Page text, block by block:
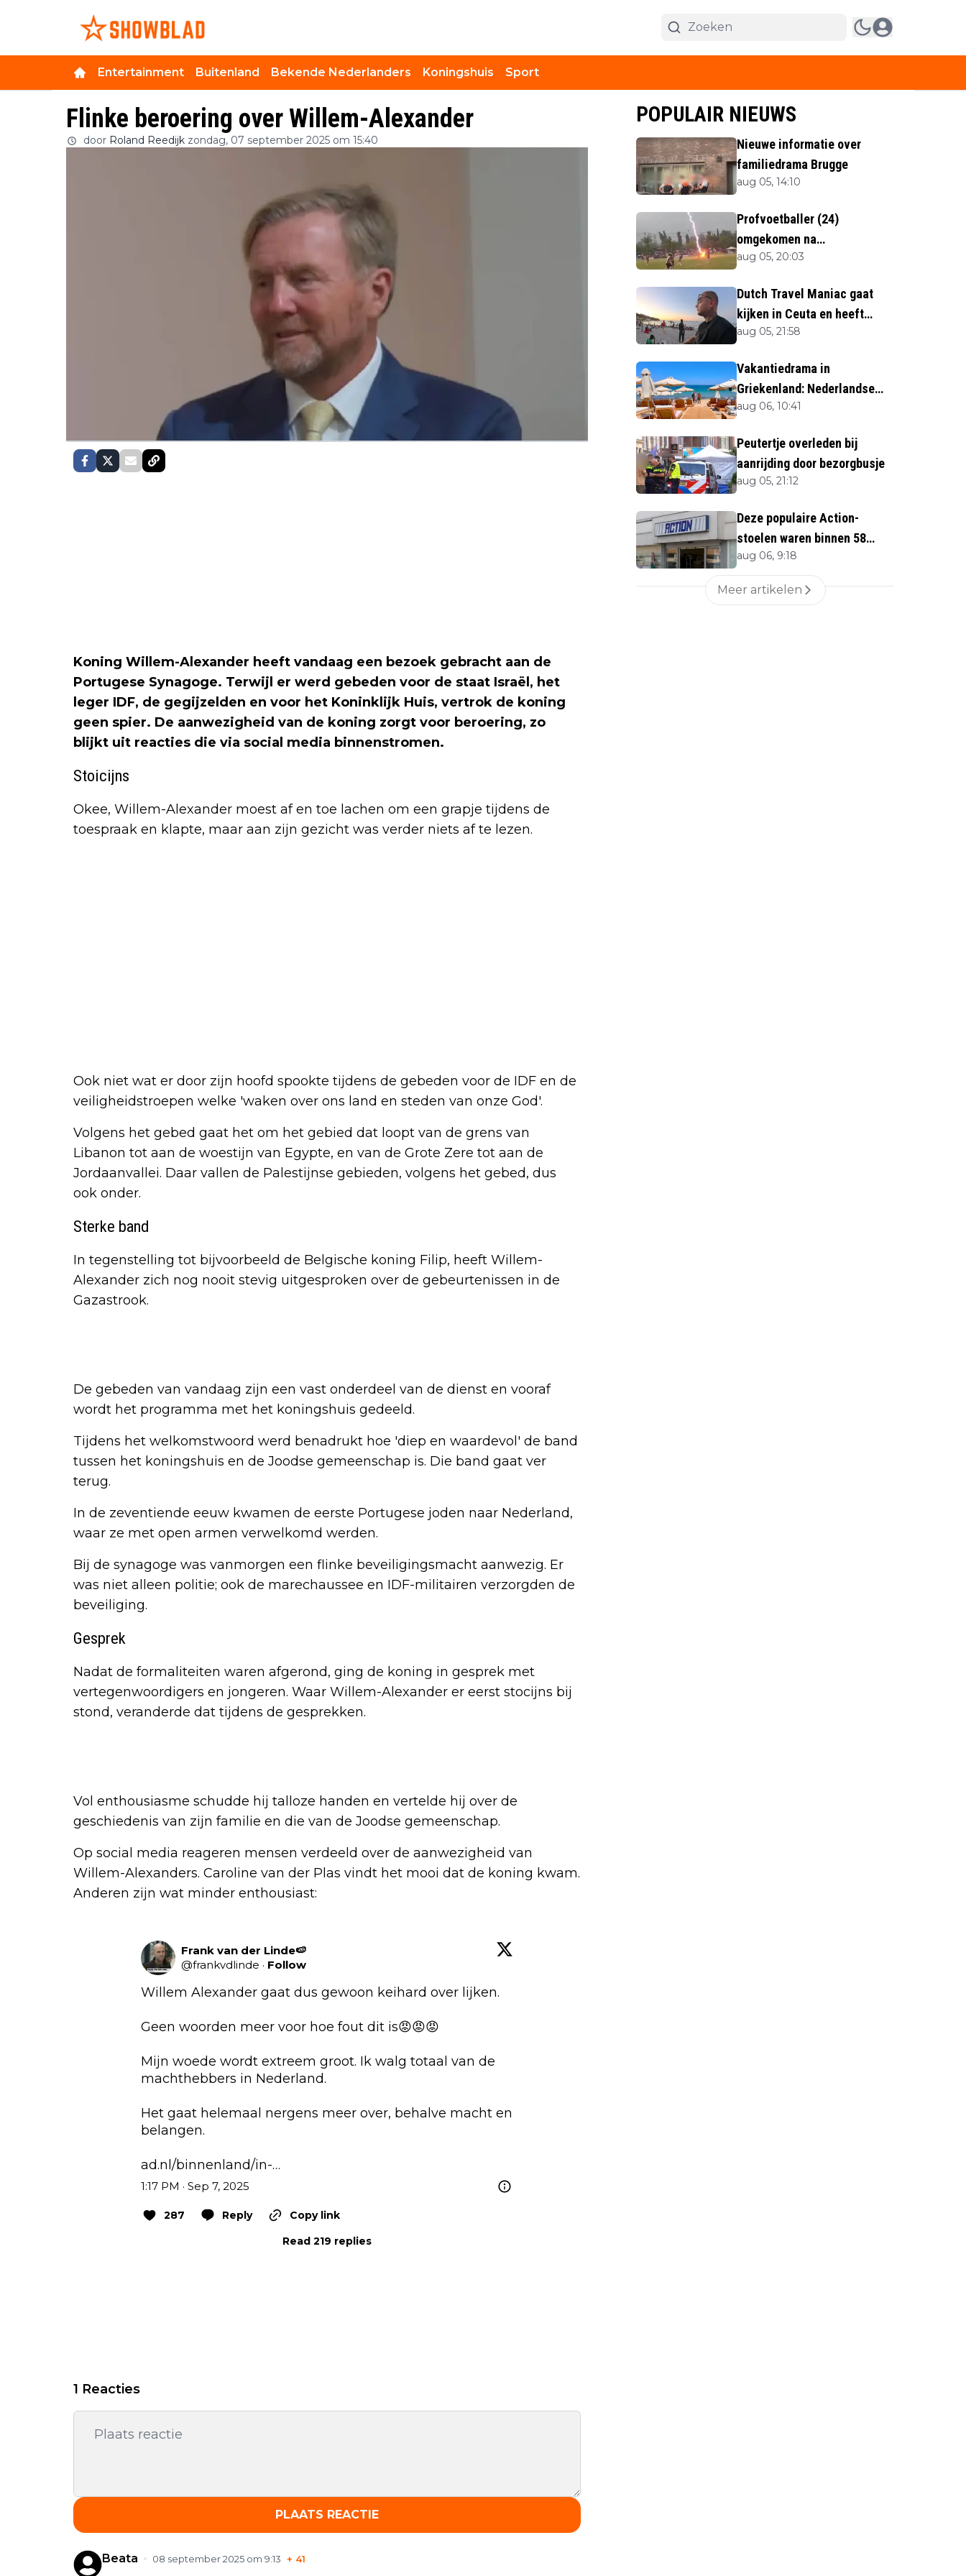
Entertainment Buitenland Bekende Nederlanders Koningshuis Sport
Flinke beroering over Willem-Alexander
door Roland Reedijk zondag, 07 september 2025 om 15:40
Koning Willem-Alexander heeft vandaag een bezoek gebracht aan de
Portugese Synagoge. Terwijl er werd gebeden voor de staat Israël, het
leger IDF, de gegijzelden en voor het Koninklijk Huis, vertrok de koning
geen spier. De aanwezigheid van de koning zorgt voor beroering, zo
blijkt uit reacties die via social media binnenstromen.
Stoicijns
Okee, Willem-Alexander moest af en toe lachen om een grapje tijdens de
toespraak en klapte, maar aan zijn gezicht was verder niets af te lezen.
Ook niet wat er door zijn hoofd spookte tijdens de gebeden voor de IDF en de
veiligheidstroepen welke 'waken over ons land en steden van onze God'.
Volgens het gebed gaat het om het gebied dat loopt van de grens van
Libanon tot aan de woestijn van Egypte, en van de Grote Zere tot aan de
Jordaanvallei. Daar vallen de Palestijnse gebieden, volgens het gebed, dus
ook onder.
Sterke band
In tegenstelling tot bijvoorbeeld de Belgische koning Filip, heeft Willem-
Alexander zich nog nooit stevig uitgesproken over de gebeurtenissen in de
Gazastrook.
De gebeden van vandaag zijn een vast onderdeel van de dienst en vooraf
wordt het programma met het koningshuis gedeeld.
Tijdens het welkomstwoord werd benadrukt hoe 'diep en waardevol' de band
tussen het koningshuis en de Joodse gemeenschap is. Die band gaat ver
terug.
In de zeventiende eeuw kwamen de eerste Portugese joden naar Nederland,
waar ze met open armen verwelkomd werden.
Bij de synagoge was vanmorgen een flinke beveiligingsmacht aanwezig. Er
was niet alleen politie; ook de marechaussee en IDF-militairen verzorgden de
beveiliging.
Gesprek
Nadat de formaliteiten waren afgerond, ging de koning in gesprek met
vertegenwoordigers en jongeren. Waar Willem-Alexander er eerst stocijns bij
stond, veranderde dat tijdens de gesprekken.
Vol enthousiasme schudde hij talloze handen en vertelde hij over de
geschiedenis van zijn familie en die van de Joodse gemeenschap.
Op social media reageren mensen verdeeld over de aanwezigheid van
Willem-Alexanders. Caroline van der Plas vindt het mooi dat de koning kwam.
Anderen zijn wat minder enthousiast:
Frank van der Linde🍉
@frankvdlinde · Follow
Willem Alexander gaat dus gewoon keihard over lijken.
Geen woorden meer voor hoe fout dit is😡😡😡
Mijn woede wordt extreem groot. Ik walg totaal van de
machthebbers in Nederland.
Het gaat helemaal nergens meer over, behalve macht en
belangen.
ad.nl/binnenland/in-…
1:17 PM · Sep 7, 2025
287 Reply
Copy link
Read 219 replies
1 Reacties
PLAATS REACTIE
Beata 08 september 2025 om 9:13 + 41
POPULAIR NIEUWS
Nieuwe informatie over
familiedrama Brugge
aug 05, 14:10
Profvoetballer (24)
omgekomen na
blikseminslag tijdens
aug 05, 20:03
Dutch Travel Maniac gaat
kijken in Ceuta en heeft
twijfels bij berichtgeving
aug 05, 21:58
Vakantiedrama in
Griekenland: Nederlandse
(40) omgekomen
aug 06, 10:41
Peutertje overleden bij
aanrijding door bezorgbusje
aug 05, 21:12
Deze populaire Action-
stoelen waren binnen 58
minuten uitverkocht zijn
vandaag weer te verkrijgen
aug 06, 9:18
Meer artikelen